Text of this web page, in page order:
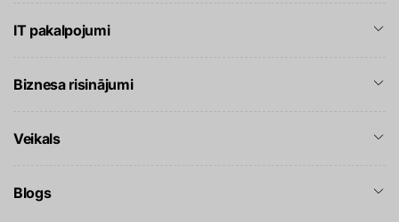
IT pakalpojumi
Biznesa risinājumi
Veikals
Blogs